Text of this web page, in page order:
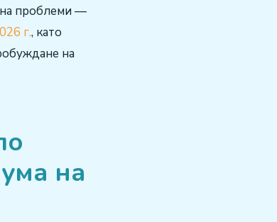
проблеми —
г., като
на
на